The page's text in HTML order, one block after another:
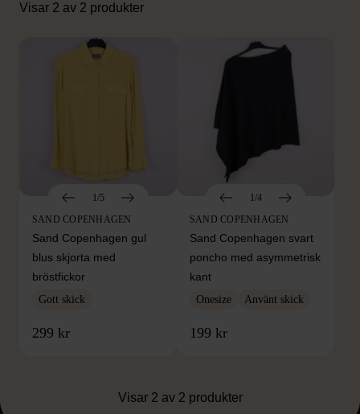
Visar 2 av 2 produkter
1/5
SAND COPENHAGEN
Sand Copenhagen gul
blus skjorta med
bröstfickor
Gott skick
299 kr
1/4
SAND COPENHAGEN
Sand Copenhagen svart
poncho med asymmetrisk
kant
Onesize Använt skick
199 kr
Visar 2 av 2 produkter